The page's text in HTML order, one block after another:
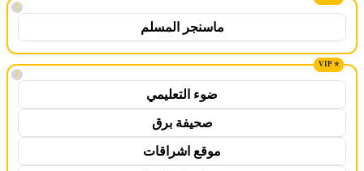
!
ماسنجر المسلم
!
ضوء التعليمي
صحيفة برق
موقع اشراقات